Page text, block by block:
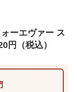
ーエヴァー ス
円（税込）